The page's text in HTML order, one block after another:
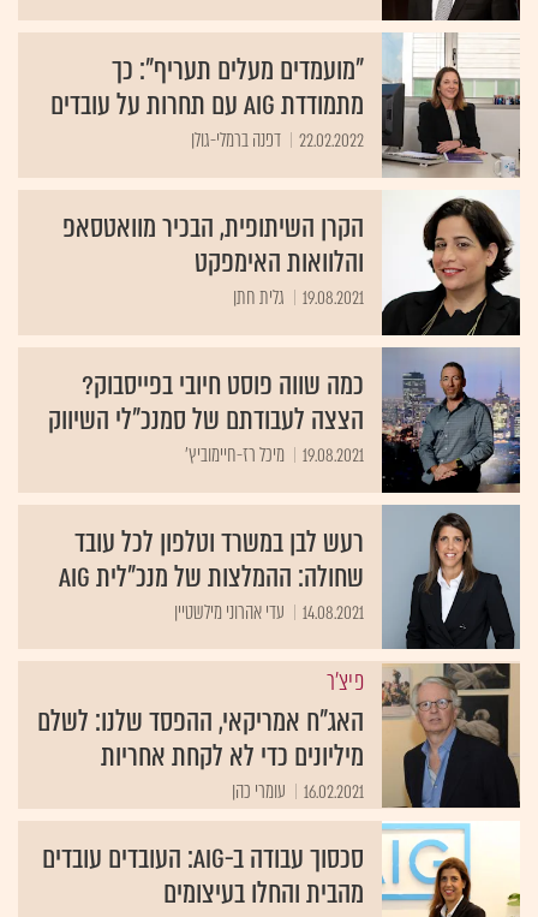
"מועמדים מעלים תעריף": כך
מתמודדת AIG עם תחרות על עובדים
22.02.2022 דפנה ברמלי-גולן
הקרן השיתופית, הבכיר מוואטסאפ
והלוואות האימפקט
19.08.2021 גלית חתן
כמה שווה פוסט חיובי בפייסבוק?
הצצה לעבודתם של סמנכ"לי השיווק
19.08.2021 מיכל רז-חיימוביץ'
רעש לבן במשרד וטלפון לכל עובד
שחולה: ההמלצות של מנכ"לית AIG
14.08.2021 עדי אהרוני מילשטיין
פיצ'ר
האג"ח אמריקאי, ההפסד שלנו: לשלם
מיליונים כדי לא לקחת אחריות
16.02.2021 עומרי כהן
סכסוך עבודה ב-AIG: העובדים עובדים
מהבית והחלו בעיצומים